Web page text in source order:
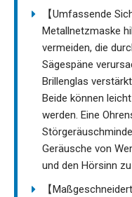
【Umfassende
Metallnetzmaske
vermeiden, die
Sägespäne
Brillenglas
Beide können
werden. Eine
Geräusche von
und den Hörsinn
【